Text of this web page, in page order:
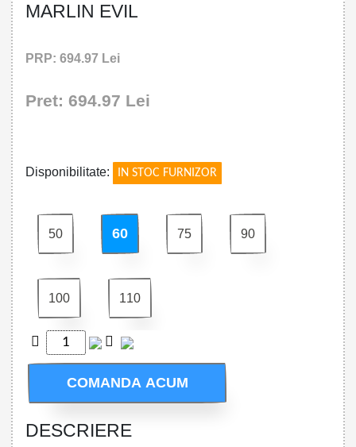
MARLIN EVIL
PRP: 694.97 Lei
Pret: 694.97 Lei
Disponibilitate: IN STOC FURNIZOR
50 60 75 90
100 110
COMANDA ACUM
DESCRIERE